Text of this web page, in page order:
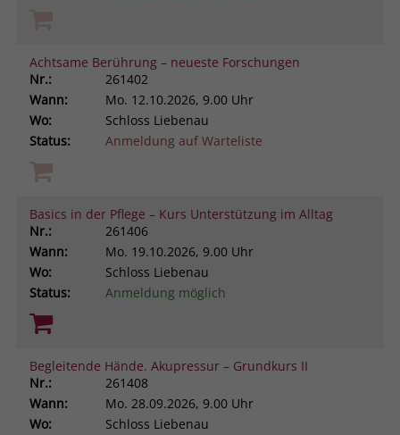
Achtsame Berührung – neueste Forschungen
Nr.:
261402
Wann:
Mo. 12.10.2026, 9.00 Uhr
Wo:
Schloss Liebenau
Status:
Anmeldung auf Warteliste
Basics in der Pflege – Kurs Unterstützung im Alltag
Nr.:
261406
Wann:
Mo. 19.10.2026, 9.00 Uhr
Wo:
Schloss Liebenau
Status:
Anmeldung möglich
Begleitende Hände. Akupressur – Grundkurs II
Nr.:
261408
Wann:
Mo. 28.09.2026, 9.00 Uhr
Wo:
Schloss Liebenau